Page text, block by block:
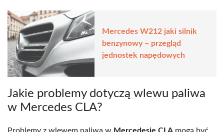
Mercedes W212 jaki silnik
benzynowy – przegląd
jednostek napędowych
Jakie problemy dotyczą wlewu paliwa
w Mercedes CLA?
Problemy z wlewem paliwa w Mercedesie CLA mogą być